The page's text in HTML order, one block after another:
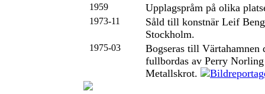
1959 Upplagspråm på olika
1973-11
Såld till konstnär Leif
Stockholm.
1975-03
Bogseras till Värtahamnen
fullbordas av Perry
Metallskrot.